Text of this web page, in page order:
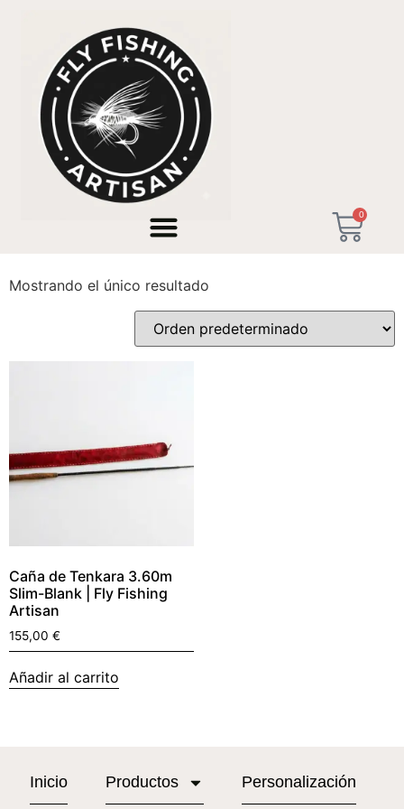
0
/ Productos etiquetados “tenkara fixed line rod”
tenkara fixed line rod
Mostrando el único resultado
Caña de Tenkara 3.60m
Slim-Blank | Fly Fishing
Artisan
155,00 €
Añadir al carrito
Inicio Productos Personalización